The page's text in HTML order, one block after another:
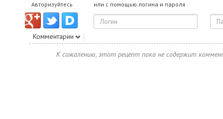
Авторизуйтесь или с помощью логина и пароля
Комментарии
К сожалению, этот рецепт пока не содержит